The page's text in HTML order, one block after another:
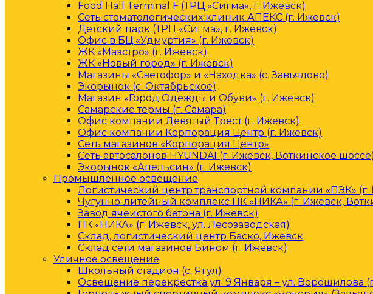
Food Hall Terminal F (ТРЦ «Сигма», г. Ижевск)
Сеть стоматологических клиник АПЕКС (г. Ижевск)
Детский парк (ТРЦ «Сигма», г. Ижевск)
Офис в БЦ «Удмуртия» (г. Ижевск)
ЖК «Маэстро» (г. Ижевск)
ЖК «Новый город» (г. Ижевск)
Магазины «Светофор» и «Находка» (с. Завьялово)
Экорынок (с. Октябрьское)
Магазин «Город Одежды и Обуви» (г. Ижевск)
Самарские термы (г. Самара)
Офис компании Девятый Трест (г. Ижевск)
Офис компании Корпорация Центр (г. Ижевск)
Сеть магазинов «Корпорация Центр»
Сеть автосалонов HYUNDAI (г. Ижевск, Воткинское шоссе)
Экорынок «Апельсин» (г. Ижевск)
Промышленное освещение
Логистический центр транспортной компании «ПЭК» (г.
Чугунно-литейный комплекс ПК «НИКА» (г. Ижевск,
Завод ячеистого бетона (г. Ижевск)
ПК «НИКА» (г. Ижевск, ул. Лесозаводская)
Склад, логистический центр Баско, Ижевск
Склад сети магазинов Бином (г. Ижевск)
Уличное освещение
Школьный стадион (с. Ягул)
Освещение перекрестка ул. 9 Января – ул. Ворошилова